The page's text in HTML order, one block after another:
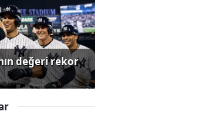
değeri rekor